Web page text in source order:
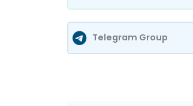
Telegram Group